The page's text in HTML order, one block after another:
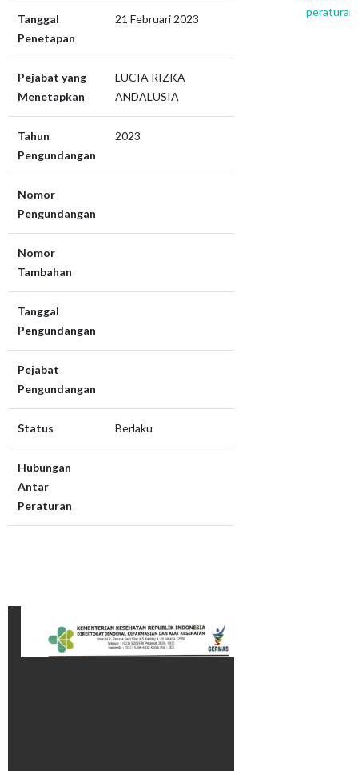
Tanggal
Penetapan
21 Februari 2023
Pejabat yang
Menetapkan
LUCIA RIZKA
ANDALUSIA
Tahun
Pengundangan
2023
Nomor
Pengundangan
Nomor
Tambahan
Tanggal
Pengundangan
Pejabat
Pengundangan
Status Berlaku
Hubungan
Antar
Peraturan
peraturan